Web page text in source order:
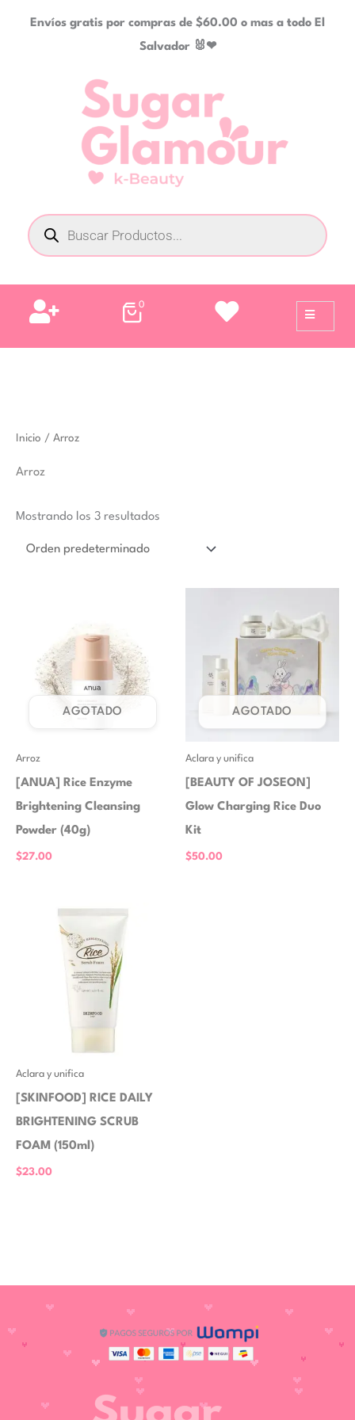
Envíos gratis por compras de $60.00 o mas a todo El
Salvador 🐰❤
de
productos
0
Inicio / Arroz
Arroz
Mostrando los 3 resultados
AGOTADO
Arroz
[ANUA] Rice Enzyme
Brightening Cleansing
Powder (40g)
$27.00
AGOTADO
Aclara y unifica
[BEAUTY OF JOSEON]
Glow Charging Rice Duo
Kit
$50.00
Aclara y unifica
[SKINFOOD] RICE DAILY
BRIGHTENING SCRUB
FOAM (150ml)
$23.00